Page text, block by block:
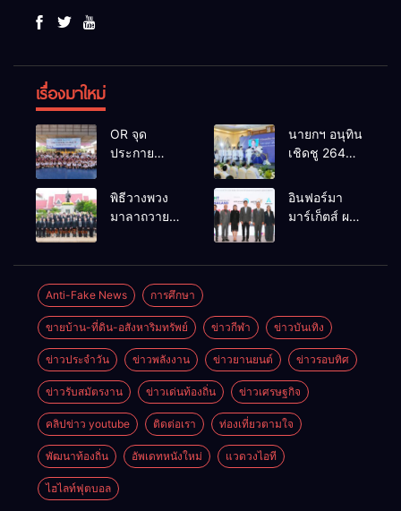
เรื่องมาใหม่
OR จุด
ประกาย
เยาวชน ผ่าน
นายกฯ อนุทิน
เชิดชู 264
บ้านยอดเยี่ยม
มอบแหนบ
เกียรติยศแห่ง
พิธีวางพวง
มาลาถวาย
2569 และ
การแข่งขัน
ฟุตบอลวันรพี
เพื่อเชื่อม
ความสัมพันธ์
อันดีของ
หน่วยงานใน
กระบวนการ
ยุติธรรม
อินฟอร์มา
มาร์เก็ตส์ ผนึก
Thailand
2026 เชื่อม 4
งานใหญ่
สร้างโอกาส
ธุรกิจครบ
วงจร ด้วยครับ
Anti-Fake News การศึกษา
ขายบ้าน-ที่ดิน-อสังหาริมทรัพย์ ข่าวกีฬา ข่าวบันเทิง
ข่าวประจำวัน ข่าวพลังงาน ข่าวยานยนต์ ข่าวรอบทิศ
ข่าวรับสมัตรงาน ข่าวเด่นท้องถิ่น ข่าวเศรษฐกิจ
คลิปข่าว youtube ติดต่อเรา ท่องเที่ยวตามใจ
พัฒนาท้องถิ่น อัพเดทหนังใหม่ แวดวงไอที
ไฮไลท์ฟุตบอล